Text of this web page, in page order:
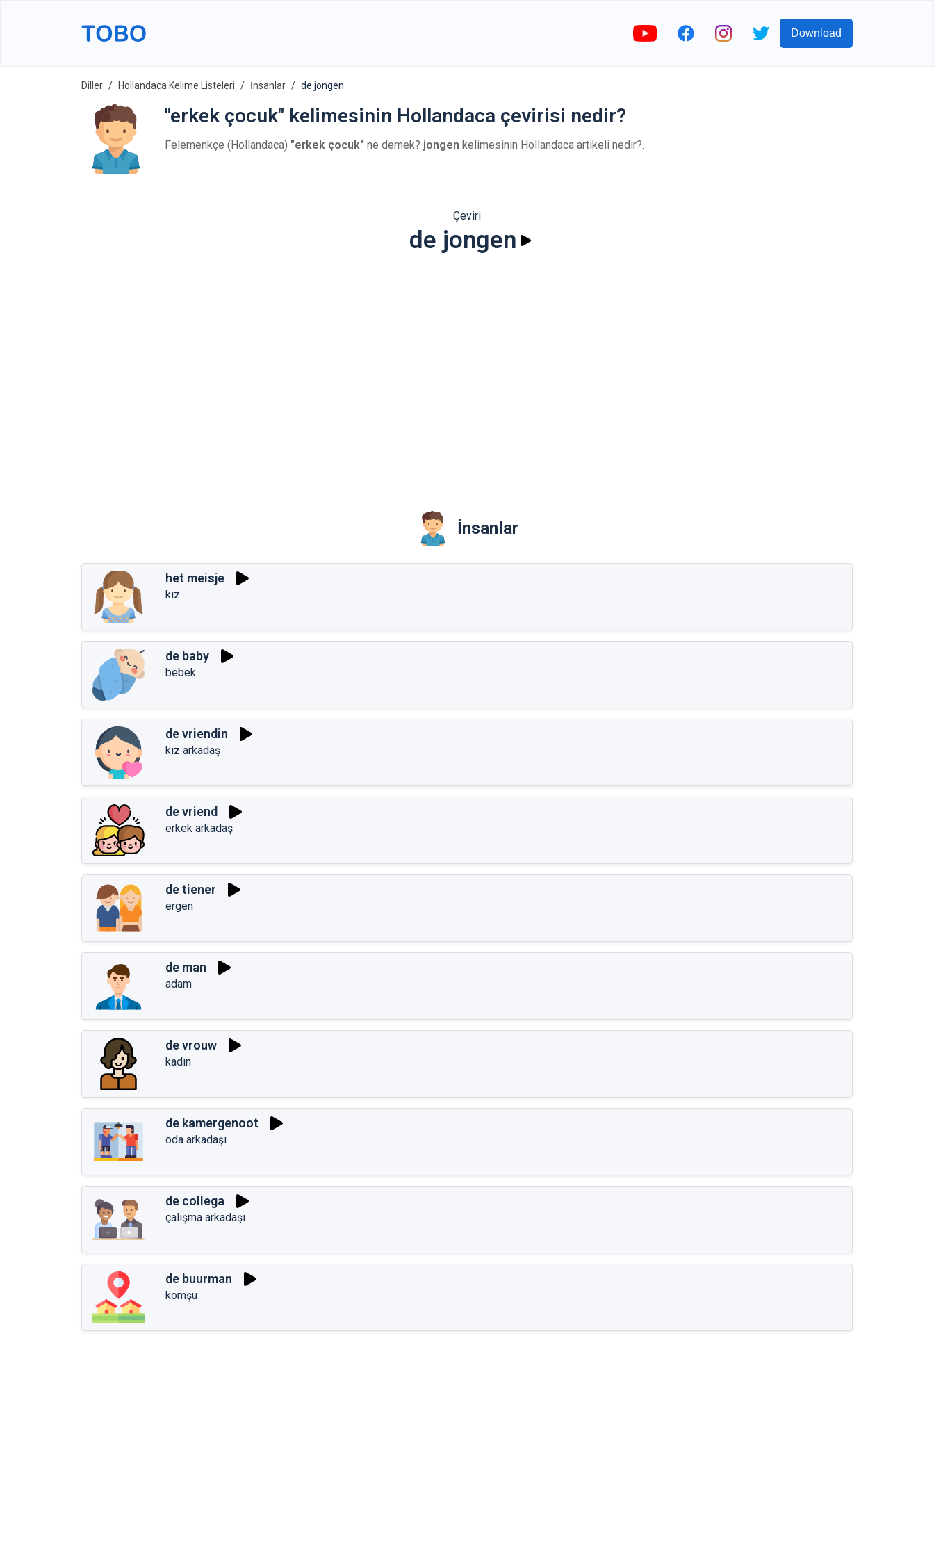
Download
Diller Hollandaca Kelime Listeleri İnsanlar de jongen
"erkek çocuk" kelimesinin Hollandaca çevirisi nedir?
Felemenkçe (Hollandaca) "erkek çocuk" ne demek? jongen kelimesinin Hollandaca artikeli nedir?.
Çeviri
de jongen
İnsanlar
het meisje
kız
de baby
bebek
de vriendin
kız arkadaş
de vriend
erkek arkadaş
de tiener
ergen
de man
adam
de vrouw
kadın
de kamergenoot
oda arkadaşı
de collega
çalışma arkadaşı
de buurman
komşu